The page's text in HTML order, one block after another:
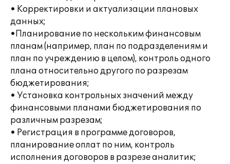
• Корректировки и актуализации плановых
данных;
•Планирование по нескольким финансовым
планам (например, план по подразделениям и
план по учреждению в целом), контроль одного
плана относительно другого по разрезам
бюджетирования;
• Установка контрольных значений между
финансовыми планами бюджетирования по
различным разрезам;
• Регистрация в программе договоров,
планирование оплат по ним, контроль
исполнения договоров в разрезе аналитик;